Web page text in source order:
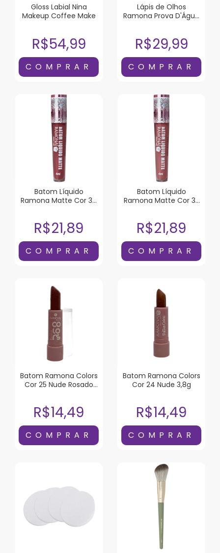
Gloss Labial Nina
Makeup Coffee Make
R$54,99
Lápis de Olhos
Ramona Prova D'Água
R$29,99
Batom Líquido
Ramona Matte Cor 36
R$21,89
Batom Líquido
Ramona Matte Cor 35
R$21,89
Batom Ramona Colors
Cor 25 Nude Rosado
R$14,49
Batom Ramona Colors
Cor 24 Nude 3,8g
R$14,49